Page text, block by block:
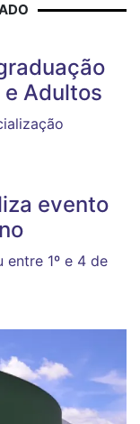
e Adultos
evento
entre 1º e 4 de